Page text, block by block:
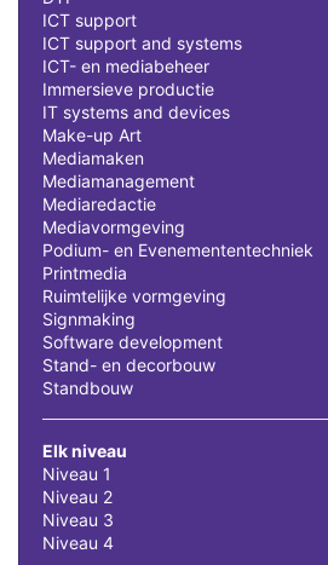
ICT support
ICT support and systems
ICT- en mediabeheer
Immersieve productie
IT systems and devices
Make-up Art
Mediamaken
Mediamanagement
Mediaredactie
Mediavormgeving
Podium- en Evenemententechniek
Printmedia
Ruimtelijke vormgeving
Signmaking
Software development
Stand- en decorbouw
Standbouw
Elk niveau
Niveau 1
Niveau 2
Niveau 3
Niveau 4